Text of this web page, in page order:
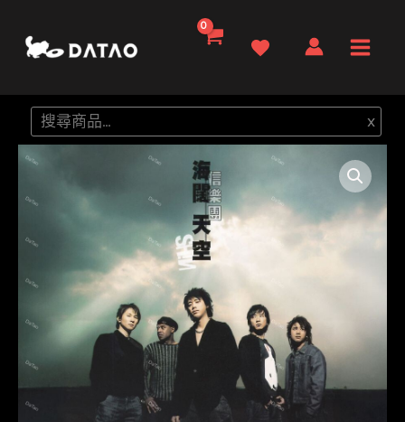
要
Menu
搜
尋
x